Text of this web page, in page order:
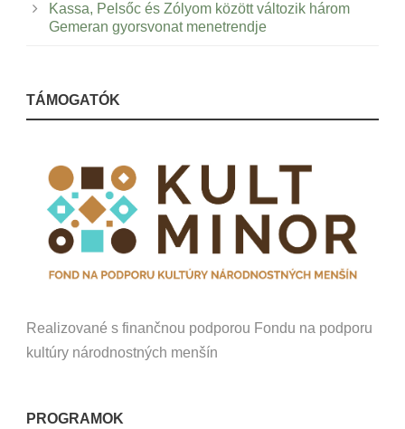
Kassa, Pelsőc és Zólyom között változik három
Gemeran gyorsvonat menetrendje
TÁMOGATÓK
Realizované s finančnou podporou Fondu na podporu
kultúry národnostných menšín
PROGRAMOK